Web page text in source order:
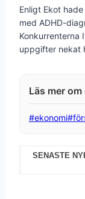
Enligt Ekot
med ADHD-
Konkurrenterna
uppgifter nekat
Post
#ekonomi#
SENASTE